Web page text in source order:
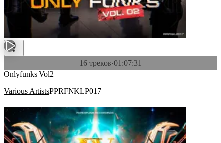
16 треков·01:07:31
Onlyfunks Vol2
Various ArtistsPPRFNKLP017